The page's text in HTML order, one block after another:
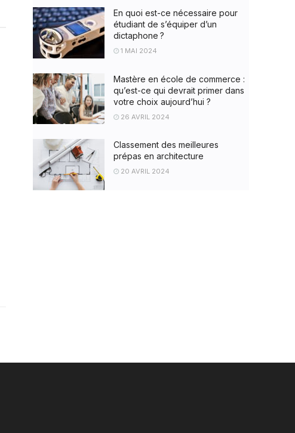
En quoi est-ce nécessaire pour
étudiant de s’équiper d’un
dictaphone ?
1 MAI 2024
Mastère en école de commerce :
qu’est-ce qui devrait primer dans
votre choix aujourd’hui ?
26 AVRIL 2024
Classement des meilleures
prépas en architecture
20 AVRIL 2024